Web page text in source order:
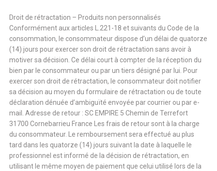
Droit de rétractation – Produits non personnalisés
Conformément aux articles L.221-18 et suivants du Code de la
consommation, le consommateur dispose d’un délai de quatorze
(14) jours pour exercer son droit de rétractation sans avoir à
motiver sa décision. Ce délai court à compter de la réception du
bien par le consommateur ou par un tiers désigné par lui. Pour
exercer son droit de rétractation, le consommateur doit notifier
sa décision au moyen du formulaire de rétractation ou de toute
déclaration dénuée d’ambiguïté envoyée par courrier ou par e-
mail. Adresse de retour : SC EMPIRE 5 Chemin de Terrefort
31700 Cornebarrieu France Les frais de retour sont à la charge
du consommateur. Le remboursement sera effectué au plus
tard dans les quatorze (14) jours suivant la date à laquelle le
professionnel est informé de la décision de rétractation, en
utilisant le même moyen de paiement que celui utilisé lors de la